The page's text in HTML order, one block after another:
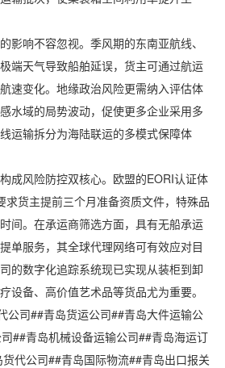
影响不容忽视。季风期的东南亚航线、
端天气导致船舶延误，货主可通过航运
速变化。地缘政治风险更需纳入评估体
水域的局势波动，促使更多企业采用多
运输拆分为海陆联运的多模式保障体
成风险防控双核心。欧盟的EORI认证体
求货主提前三个月准备资质文件，特殊品
间。在承运商筛选方面，具有无船承运
单服务，其全球代理网络可有效应对目
的数字化追踪系统现已实现从装柜到卸
设备、高价值艺术品等货品尤为重要。
公司##青岛货运公司##青岛大件运输公
##青岛机械设备运输公司##青岛海运订
代公司##青岛国际物流##青岛出口报关